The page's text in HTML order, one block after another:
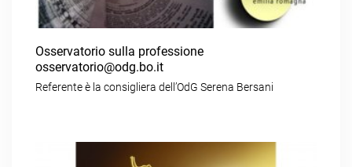
Osservatorio sulla professione
osservatorio@odg.bo.it
Referente è la consigliera dell’OdG Serena Bersani